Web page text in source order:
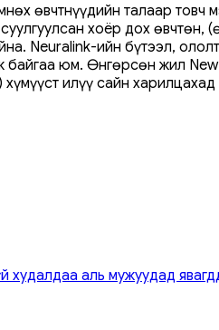
өвчтнүүдийн талаар товч
хоёр дох өвчтөн,
Neuralink-ийн бүтээл,
юм. Өнгөрсөн жил
илүү сайн
худалдаа аль мужуудад